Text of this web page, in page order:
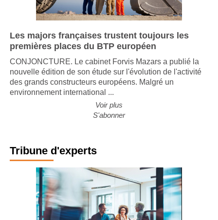
Les majors françaises trustent toujours les
premières places du BTP européen
CONJONCTURE. Le cabinet Forvis Mazars a publié la
nouvelle édition de son étude sur l'évolution de l'activité
des grands constructeurs européens. Malgré un
environnement international ...
Voir plus
S'abonner
Tribune d'experts